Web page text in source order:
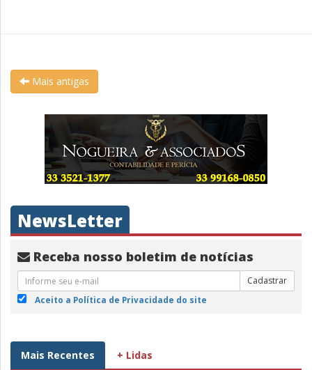
Mais antigas
NewsLetter
Receba nosso boletim de notícias
Cadastrar
Aceito a Política de Privacidade do site
Mais Recentes + Lidas